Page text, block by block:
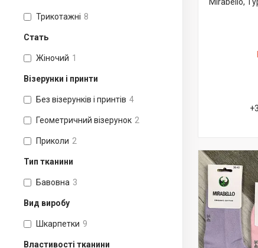
Трикотажні 8
Стать
Жіночий 1
Візерунки і принти
Без візерунків і принтів 4
Геометричний візерунок 2
Приколи 2
Тип тканини
Бавовна 3
Вид виробу
Шкарпетки 9
Властивості тканини